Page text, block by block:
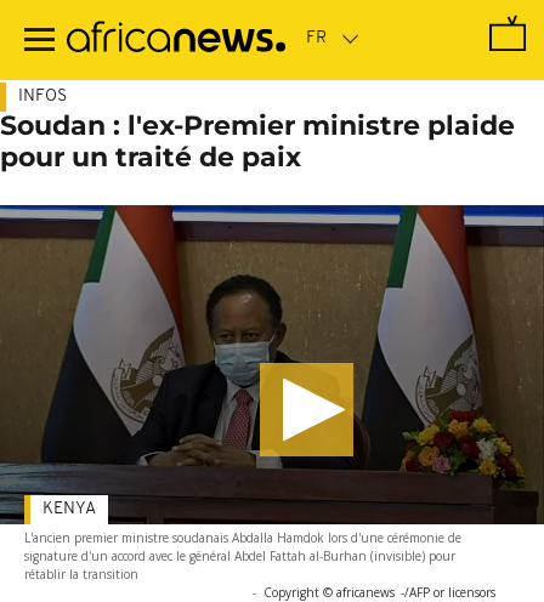
contenu
INFOS
Soudan : l'ex-Premier ministre plaide
pour un traité de paix
L'ancien premier ministre soudanais Abdalla Hamdok lors d'une cérémonie de
signature d'un accord avec le général Abdel Fattah al-Burhan (invisible) pour
rétablir la transition
- Copyright © africanews -/AFP or licensors
KENYA